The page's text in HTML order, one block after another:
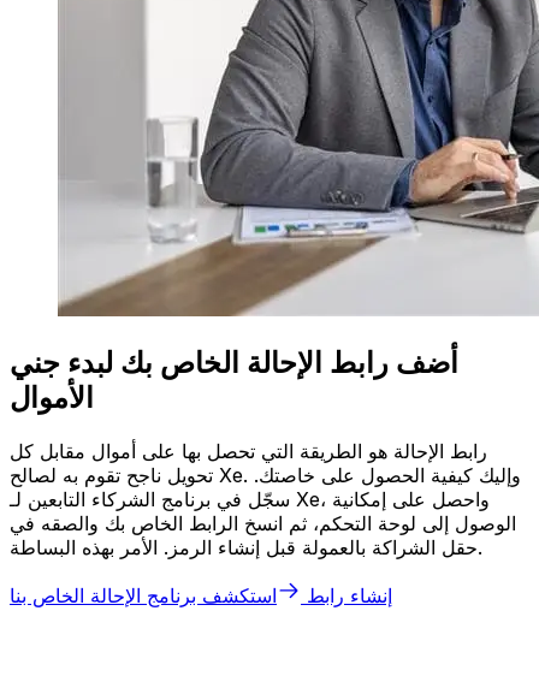
أضف رابط الإحالة الخاص بك لبدء جني
الأموال
رابط الإحالة هو الطريقة التي تحصل بها على أموال مقابل كل
تحويل ناجح تقوم به لصالح Xe. وإليك كيفية الحصول على خاصتك.
سجّل في برنامج الشركاء التابعين لـ Xe، واحصل على إمكانية
الوصول إلى لوحة التحكم، ثم انسخ الرابط الخاص بك والصقه في
حقل الشراكة بالعمولة قبل إنشاء الرمز. الأمر بهذه البساطة.
إنشاء رابط
استكشف برنامج الإحالة الخاص بنا